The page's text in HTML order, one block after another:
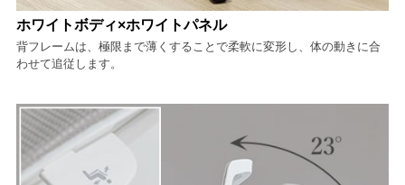
ホワイトボディ×ホワイトパネル
背フレームは、極限まで薄くすることで柔軟に変形し、体の動きに合
わせて追従します。